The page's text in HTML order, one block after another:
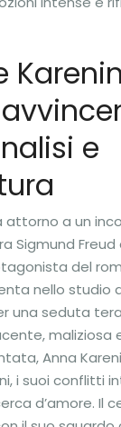
e
attorno a un
Sigmund Freud
del
nello studio
una seduta
maliziosa
Anna
i suoi conflitti
d’amore. Il